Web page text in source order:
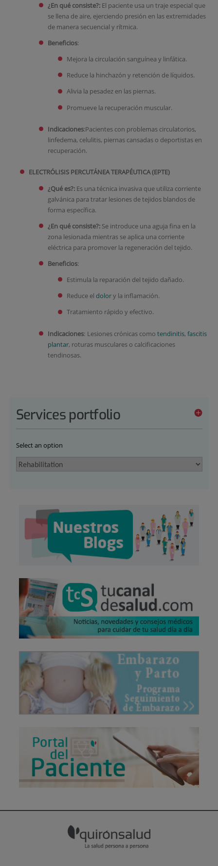
¿En qué consiste?: El paciente usa un traje especial que
se llena de aire, ejerciendo presión en las extremidades
de manera secuencial y rítmica.
Beneficios:
Mejora la circulación sanguínea y linfática.
Reduce la hinchazón y retención de líquidos.
Alivia la pesadez en las piernas.
Promueve la recuperación muscular.
Indicaciones:Pacientes con problemas circulatorios,
linfedema, celulitis, piernas cansadas o deportistas en
recuperación.
ELECTRÓLISIS PERCUTÁNEA TERAPÉUTICA (EPTE)
¿Qué es?: Es una técnica invasiva que utiliza corriente
galvánica para tratar lesiones de tejidos blandos de
forma específica.
¿En qué consiste?: Se introduce una aguja fina en la
zona lesionada mientras se aplica una corriente
eléctrica para promover la regeneración del tejido.
Beneficios:
Estimula la reparación del tejido dañado.
Reduce el dolory la inflamación.
Tratamiento rápido y efectivo.
Indicaciones: Lesiones crónicas como tendinitis, fascitis
plantar, roturas musculares o calcificaciones
tendinosas.
Services portfolio
Select an option